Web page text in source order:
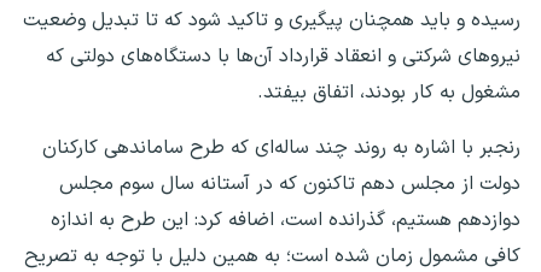
رسیده و باید همچنان پیگیری و تاکید شود که تا تبدیل وضعیت
نیروهای شرکتی و انعقاد قرارداد آن‌ها با دستگاه‌های دولتی که
مشغول به کار بودند، اتفاق بیفتد.
رنجبر با اشاره به روند چند ساله‌ای که طرح ساماندهی کارکنان
دولت از مجلس دهم تاکنون که در آستانه سال سوم مجلس
دوازدهم هستیم، گذرانده است، اضافه کرد: این طرح به اندازه
کافی مشمول زمان شده است؛ به همین دلیل با توجه به تصریح